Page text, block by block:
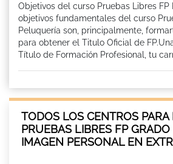
Objetivos del curso Pruebas Libres FP
objetivos fundamentales del curso
Peluquería son, principalmente,
para obtener el Titulo Oficial de
Título de Formación Profesional, tu
TODOS LOS CENTROS PARA
PRUEBAS LIBRES FP
IMAGEN PERSONAL EN